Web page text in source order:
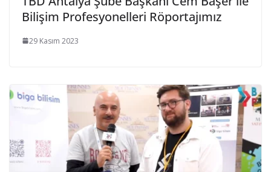
Bilişim Profesyonelleri Röportajımız
29 Kasım 2023